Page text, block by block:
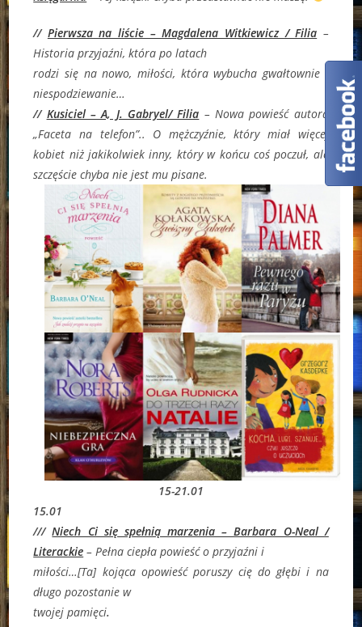
// Pierwsza na liście – Magdalena Witkiewicz / Filia –
Historia przyjaźni, która po latach
rodzi się na nowo, miłości, która wybucha gwałtownie i
niespodziewanie…
// Kusiciel – A, J. Gabryel/ Filia –Nowa powieść autora
„Faceta na telefon”.. O mężczyźnie, który miał więcej
kobiet niż jakikolwiek inny, który w końcu coś poczuł, ale
szczęście chyba nie jest mu pisane.
15-21.01
15.01
///Niech Ci się spełnią marzenia – Barbara O-Neal /
Literackie – Pełna ciepła powieść o przyjaźni i
miłości…[Ta] kojąca opowieść poruszy cię do głębi i na
długo pozostanie w
twojej pamięci.